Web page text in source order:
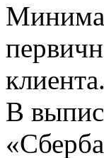
клиента.
В